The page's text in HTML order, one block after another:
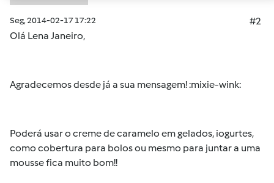
Seg, 2014-02-17 17:22
#2
Olá Lena Janeiro,
Agradecemos desde já a sua mensagem! :mixie-wink:
Poderá usar o creme de caramelo em gelados, iogurtes,
como cobertura para bolos ou mesmo para juntar a uma
mousse fica muito bom!!